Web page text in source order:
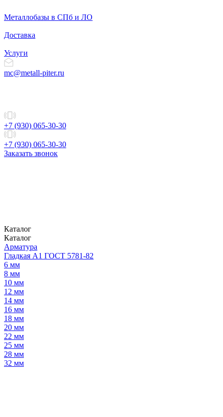
Металлобазы в СПб и ЛО
Доставка
Услуги
mc@metall-piter.ru
+7 (930) 065-30-30
+7 (930) 065-30-30
Заказать звонок
Каталог
Каталог
Арматура
Гладкая А1 ГОСТ 5781-82
6 мм
8 мм
10 мм
12 мм
14 мм
16 мм
18 мм
20 мм
22 мм
25 мм
28 мм
32 мм